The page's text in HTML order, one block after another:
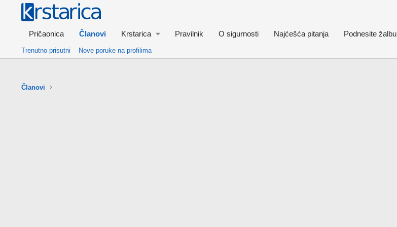
Pričaonica Članovi Krstarica Pravilnik O sigurnosti Najćešća pitanja Podnesite žalbu
Trenutno prisutni Nove poruke na profilima
Članovi